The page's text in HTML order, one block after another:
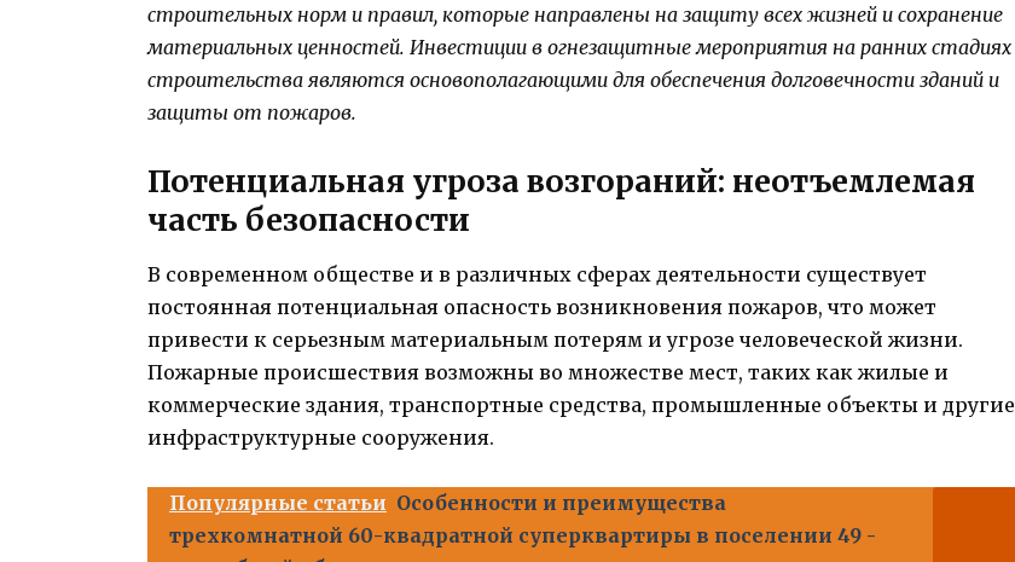
строительных норм и правил, которые направлены на защиту всех жизней и сохранение
материальных ценностей. Инвестиции в огнезащитные мероприятия на ранних стадиях
строительства являются основополагающими для обеспечения долговечности зданий и
защиты от пожаров.
Потенциальная угроза возгораний: неотъемлемая
часть безопасности
В современном обществе и в различных сферах деятельности существует
постоянная потенциальная опасность возникновения пожаров, что может
привести к серьезным материальным потерям и угрозе человеческой жизни.
Пожарные происшествия возможны во множестве мест, таких как жилые и
коммерческие здания, транспортные средства, промышленные объекты и другие
инфраструктурные сооружения.
Популярные статьи Особенности и преимущества
трехкомнатной 60-квадратной суперквартиры в поселении 49 -